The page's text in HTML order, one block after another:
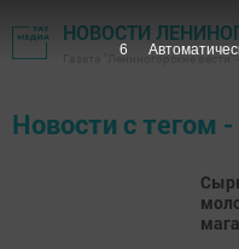
НОВОСТИ
Газета "Лениногорские
Новости с тегом
6